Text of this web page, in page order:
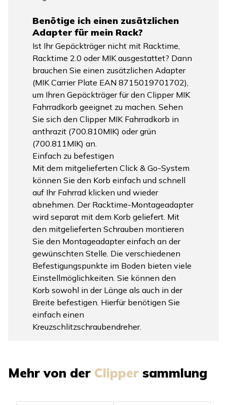
Benötige ich einen zusätzlichen
Adapter für mein Rack?
Ist Ihr Gepäckträger nicht mit Racktime,
Racktime 2.0 oder MIK ausgestattet? Dann
brauchen Sie einen zusätzlichen Adapter
(MIK Carrier Plate EAN 8715019701702),
um Ihren Gepäckträger für den Clipper MIK
Fahrradkorb geeignet zu machen. Sehen
Sie sich den Clipper MIK Fahrradkorb in
anthrazit (700.810MIK) oder grün
(700.811MIK) an.
Einfach zu befestigen
Mit dem mitgelieferten Click & Go-System
können Sie den Korb einfach und schnell
auf Ihr Fahrrad klicken und wieder
abnehmen. Der Racktime-Montageadapter
wird separat mit dem Korb geliefert. Mit
den mitgelieferten Schrauben montieren
Sie den Montageadapter einfach an der
gewünschten Stelle. Die verschiedenen
Befestigungspunkte im Boden bieten viele
Einstellmöglichkeiten. Sie können den
Korb sowohl in der Länge als auch in der
Breite befestigen. Hierfür benötigen Sie
einfach einen
Kreuzschlitzschraubendreher.
Mehr von der Clipper sammlung